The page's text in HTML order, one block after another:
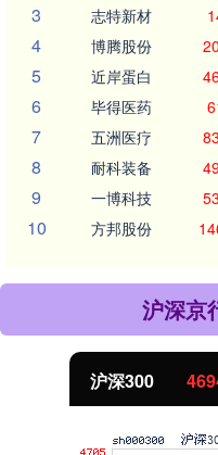
3 志特新材
4 博腾股份
5 近岸蛋白
6 毕得医药
7 五洲医疗
8 耐科装备
9 一博科技
10 方邦股份
沪深京
沪深300